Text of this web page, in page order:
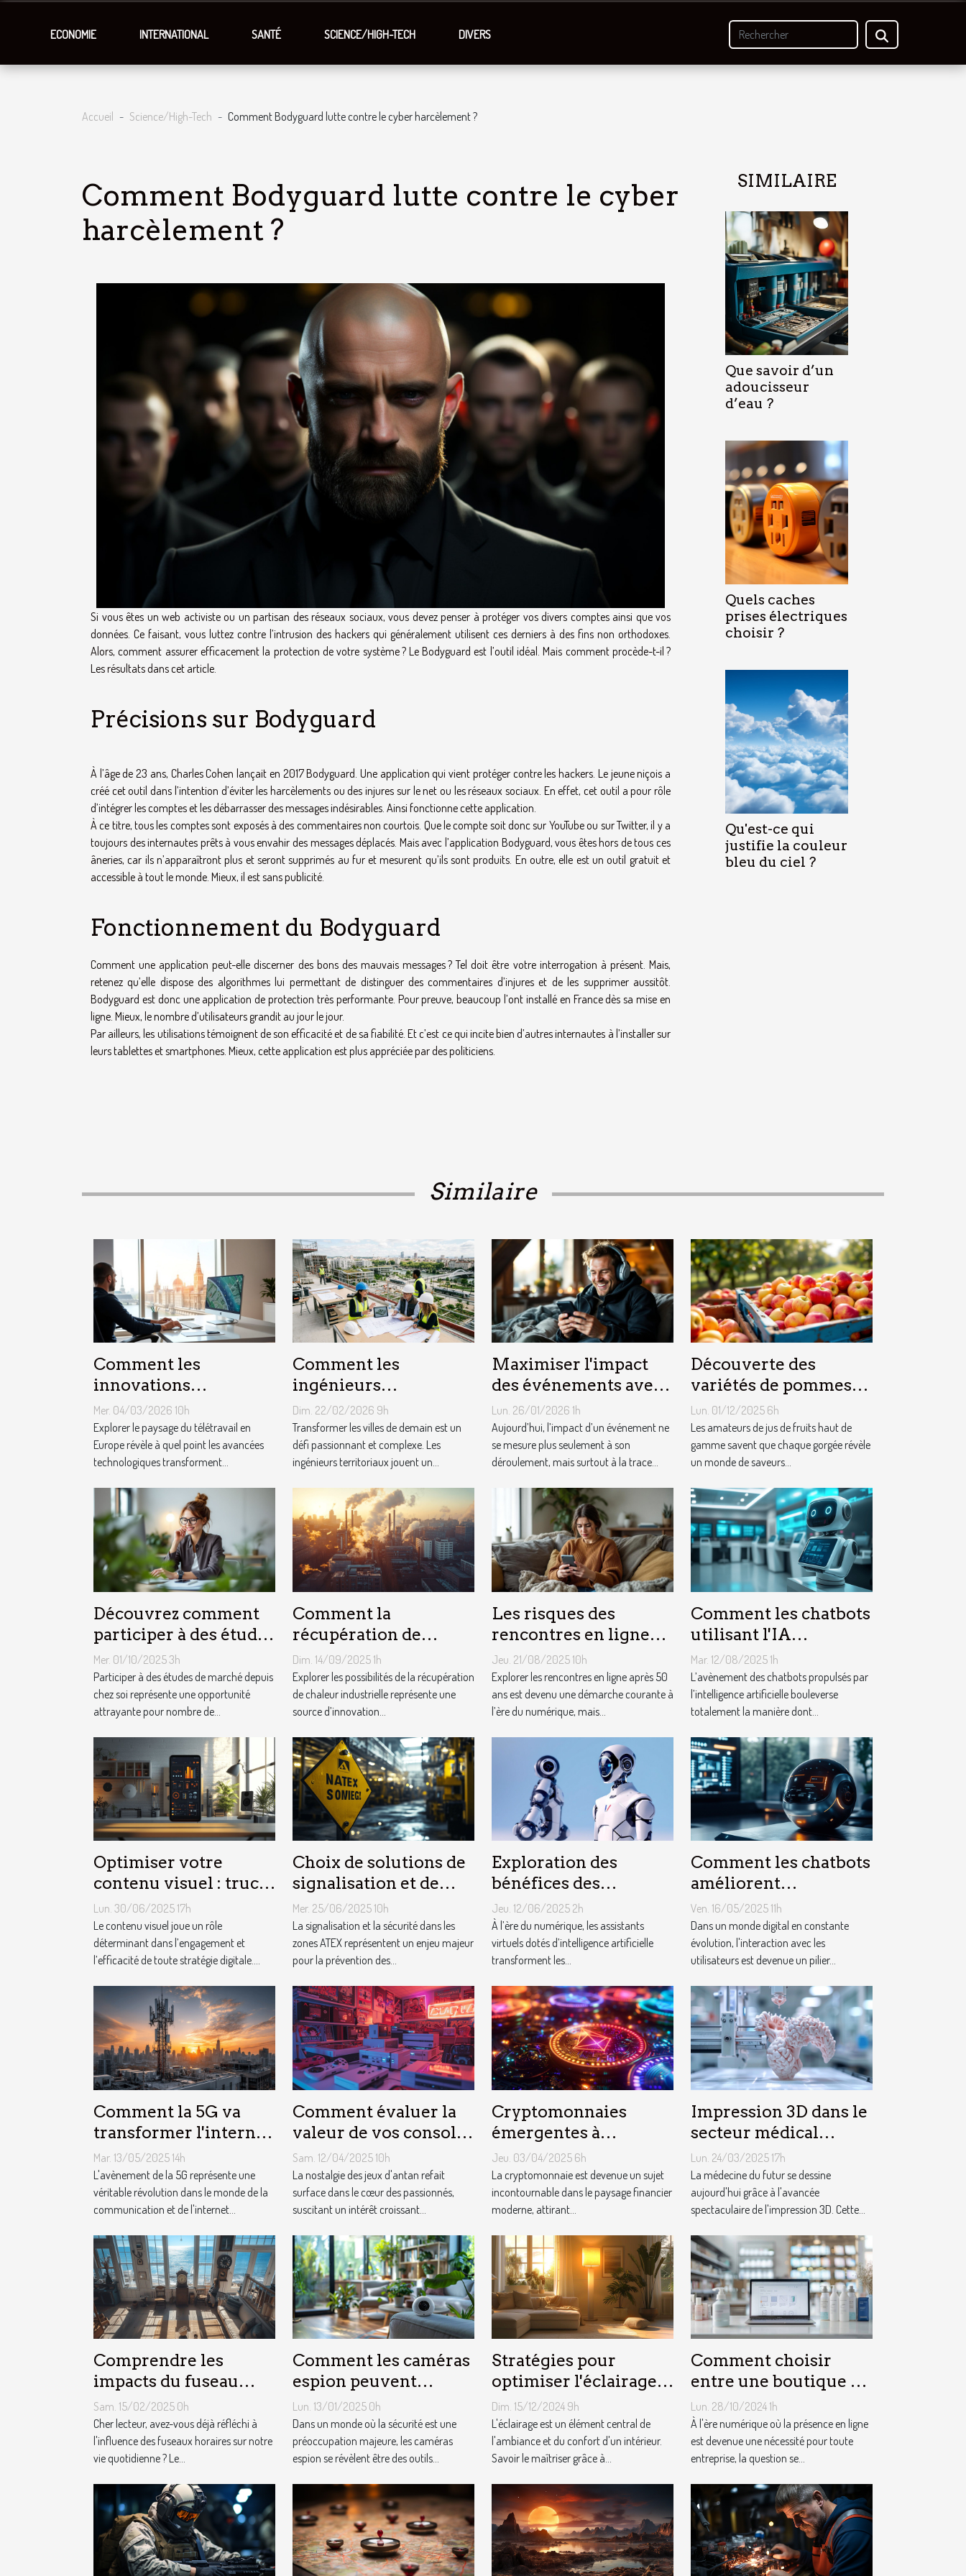
ECONOMIE INTERNATIONAL SANTÉ SCIENCE/HIGH-TECH DIVERS
Accueil Science/High-Tech Comment Bodyguard lutte contre le cyber harcèlement ?
Comment Bodyguard lutte contre le cyber
harcèlement ?
Si vous êtes un web activiste ou un partisan des réseaux sociaux, vous devez penser à protéger vos divers comptes ainsi que vos
données. Ce faisant, vous luttez contre l’intrusion des hackers qui généralement utilisent ces derniers à des fins non orthodoxes.
Alors, comment assurer efficacement la protection de votre système ? Le Bodyguard est l’outil idéal. Mais comment procède-t-il ?
Les résultats dans cet article.
Précisions sur Bodyguard
À l’âge de 23 ans, Charles Cohen lançait en 2017 Bodyguard. Une application qui vient protéger contre les hackers. Le jeune niçois a
créé cet outil dans l’intention d’éviter les harcèlements ou des injures sur le net ou les réseaux sociaux. En effet, cet outil a pour rôle
d’intégrer les comptes et les débarrasser des messages indésirables. Ainsi fonctionne cette application.
À ce titre, tous les comptes sont exposés à des commentaires non courtois. Que le compte soit donc sur YouTube ou sur Twitter, il y a
toujours des internautes prêts à vous envahir des messages déplacés. Mais avec l’application Bodyguard, vous êtes hors de tous ces
âneries, car ils n’apparaîtront plus et seront supprimés au fur et mesurent qu’ils sont produits. En outre, elle est un outil gratuit et
accessible à tout le monde. Mieux, il est sans publicité.
Fonctionnement du Bodyguard
Comment une application peut-elle discerner des bons des mauvais messages ? Tel doit être votre interrogation à présent. Mais,
retenez qu’elle dispose des algorithmes lui permettant de distinguer des commentaires d’injures et de les supprimer aussitôt.
Bodyguard est donc une application de protection très performante. Pour preuve, beaucoup l’ont installé en France dès sa mise en
ligne. Mieux, le nombre d’utilisateurs grandit au jour le jour.
Par ailleurs, les utilisations témoignent de son efficacité et de sa fiabilité. Et c’est ce qui incite bien d’autres internautes à l’installer sur
leurs tablettes et smartphones. Mieux, cette application est plus appréciée par des politiciens.
SIMILAIRE
Que savoir d’un
adoucisseur
d’eau ?
Quels caches
prises électriques
choisir ?
Qu'est-ce qui
justifie la couleur
bleu du ciel ?
Similaire
Comment les
innovations
technologiques
façonnent-elles le
télétravail en Europe ?
Mer. 04/03/2026 10h
Explorer le paysage du télétravail en
Europe révèle à quel point les avancées
technologiques transforment...
Comment les
ingénieurs
territoriaux
façonnent-ils les villes
de demain ?
Dim. 22/02/2026 9h
Transformer les villes de demain est un
défi passionnant et complexe. Les
ingénieurs territoriaux jouent un...
Maximiser l'impact
des événements avec
des souvenirs audio
personnalisés
Lun. 26/01/2026 1h
Aujourd’hui, l’impact d’un événement ne
se mesure plus seulement à son
déroulement, mais surtout à la trace...
Découverte des
variétés de pommes
utilisées dans les jus
premium
Lun. 01/12/2025 6h
Les amateurs de jus de fruits haut de
gamme savent que chaque gorgée révèle
un monde de saveurs...
Découvrez comment
participer à des études
de marché depuis chez
vous
Mer. 01/10/2025 3h
Participer à des études de marché depuis
chez soi représente une opportunité
attrayante pour nombre de...
Comment la
récupération de
chaleur industrielle
peut-elle chauffer des
milliers de logements
?
Dim. 14/09/2025 1h
Explorer les possibilités de la récupération
de chaleur industrielle représente une
source d’innovation...
Les risques des
rencontres en ligne
pour les plus de 50 ans
Jeu. 21/08/2025 10h
Explorer les rencontres en ligne après 50
ans est devenu une démarche courante à
l’ère du numérique, mais...
Comment les chatbots
utilisant l'IA
transforment-ils le
service client ?
Mar. 12/08/2025 1h
L’avènement des chatbots propulsés par
l’intelligence artificielle bouleverse
totalement la manière dont...
Optimiser votre
contenu visuel : trucs
et astuces
Lun. 30/06/2025 17h
Le contenu visuel joue un rôle
déterminant dans l’engagement et
l’efficacité de toute stratégie digitale....
Choix de solutions de
signalisation et de
sécurité adaptées aux
zones ATEX
Mer. 25/06/2025 10h
La signalisation et la sécurité dans les
zones ATEX représentent un enjeu majeur
pour la prévention des...
Exploration des
bénéfices des
assistants virtuels
basés sur l'IA en
français
Jeu. 12/06/2025 2h
À l’ère du numérique, les assistants
virtuels dotés d’intelligence artificielle
transforment les...
Comment les chatbots
améliorent
l'engagement et la
conversion des
utilisateurs
Ven. 16/05/2025 11h
Dans un monde digital en constante
évolution, l'interaction avec les
utilisateurs est devenue un pilier...
Comment la 5G va
transformer l'internet
des objets Analyse de
l'impact et des
opportunités
Mar. 13/05/2025 14h
L'avènement de la 5G représente une
véritable révolution dans le monde de la
communication et de l'internet...
Comment évaluer la
valeur de vos consoles
de jeux vidéo rétro
Sam. 12/04/2025 10h
La nostalgie des jeux d'antan refait
surface dans le cœur des passionnés,
suscitant un intérêt croissant...
Cryptomonnaies
émergentes à
surveiller en 2023
Potentiel de
croissance et risques
associés
Jeu. 03/04/2025 6h
La cryptomonnaie est devenue un sujet
incontournable dans le paysage financier
moderne, attirant...
Impression 3D dans le
secteur médical
progrès et futurs
usages
Lun. 24/03/2025 17h
La médecine du futur se dessine
aujourd'hui grâce à l'avancée
spectaculaire de l'impression 3D. Cette...
Comprendre les
impacts du fuseau
horaire atlantique sur
le quotidien
Sam. 15/02/2025 0h
Cher lecteur, avez-vous déjà réfléchi à
l'influence des fuseaux horaires sur notre
vie quotidienne ? Le...
Comment les caméras
espion peuvent
améliorer la sécurité
de votre domicile
Lun. 13/01/2025 0h
Dans un monde où la sécurité est une
préoccupation majeure, les caméras
espion se révèlent être des outils...
Stratégies pour
optimiser l'éclairage
de votre maison avec
des lampadaires
Dim. 15/12/2024 9h
L'éclairage est un élément central de
l'ambiance et du confort d'un intérieur.
Savoir le maîtriser grâce à...
Comment choisir
entre une boutique en
ligne et un site vitrine
pour votre activité ?
Lun. 28/10/2024 1h
À l'ère numérique où la présence en ligne
est devenue une nécessité pour toute
entreprise, la question se...